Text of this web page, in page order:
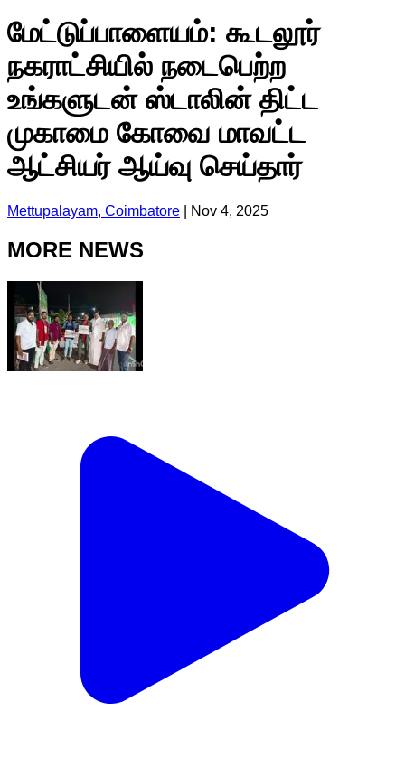
மேட்டுப்பாளையம்: கூடலூர்
நகராட்சியில் நடைபெற்ற
உங்களுடன் ஸ்டாலின் திட்ட
முகாமை கோவை மாவட்ட
ஆட்சியர் ஆய்வு செய்தார்
Mettupalayam, Coimbatore Nov 4, 2025
MORE NEWS